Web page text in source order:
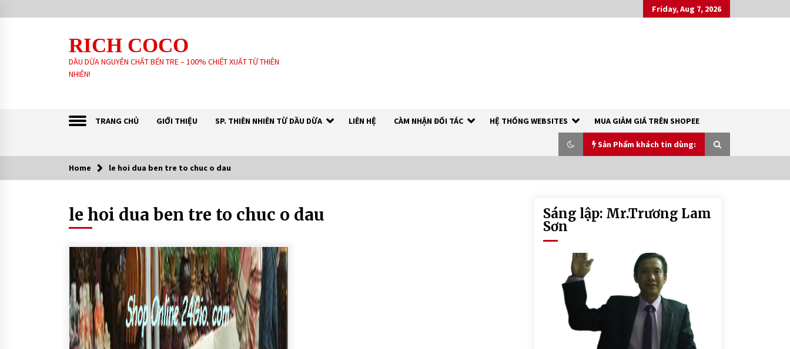
to
Friday, Aug 7, 2026
RICH COCO
DẦU DỪA NGUYÊN CHẤT BẾN TRE – 100% CHIẾT XUẤT TỪ THIÊN
NHIÊN!
TRANG CHỦ GIỚI THIỆU SP. THIÊN NHIÊN TỪ DẦU DỪA LIÊN HỆ CÀM NHẬN ĐỐI TÁC HỆ THỐNG WEBSITES MUA GIẢM GIÁ TRÊN SHOPEE
Sản Phẩm khách tin dùng:
Sản Phẩm khách tin dùng:
GIA CÔNG SẢN XUẤT SOAP XÀ
PHÒNG SINH DƯỢC – HANDMADE –
XÀ PHÒNG THIÊN NHIÊN THEO YÊU
DẦU DỪA NGUYÊN CHẤT – RICH
COCO
XÀ PHÒNG SINH DƯỢC THIÊN NHIÊN
– RICH COCO SOAP
SẢN PHẨM SON MÔI MÀU THIÊN
NHIÊN – THE RICH SKIN
7 years ago
Home le hoi dua ben tre to chuc o dau
le hoi dua ben tre to chuc o dau Sáng lập: Mr.Trương Lam
Sơn